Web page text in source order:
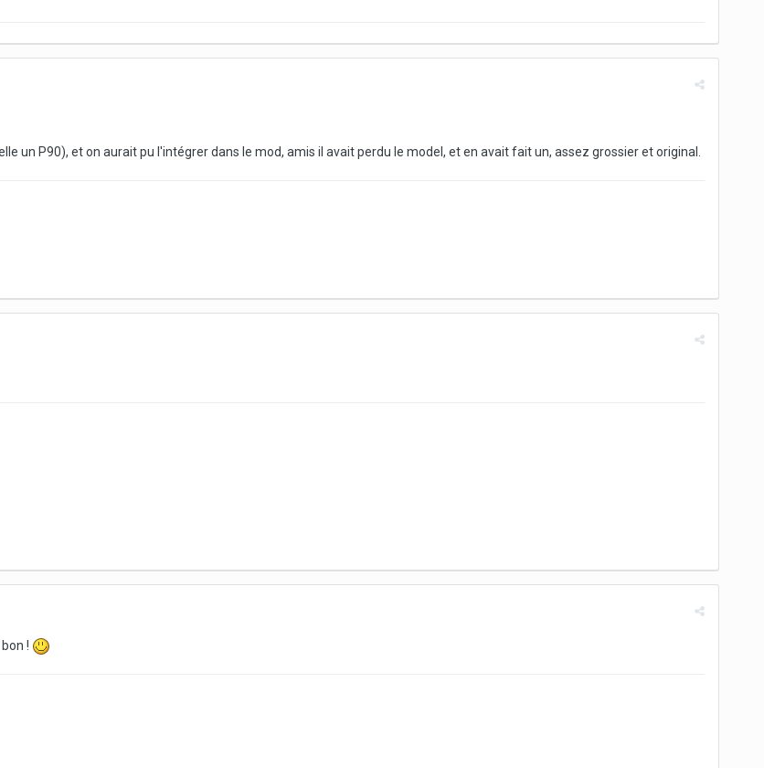
un P90), et on aurait pu l'intégrer dans le mod, amis il avait perdu le model, et en avait fait un, assez grossier et original.
!